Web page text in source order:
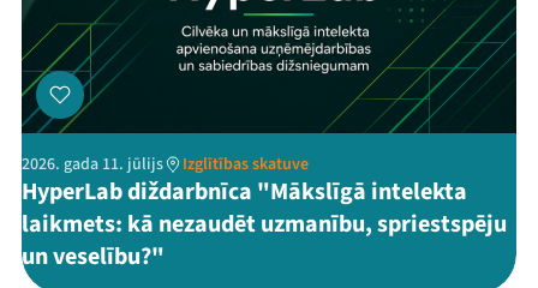
2026. gada 11. jūlijs Izglītības skatuve
HyperLab diždarbnīca "Mākslīgā intelekta
laikmets: kā nezaudēt uzmanību, spriestspēju
un veselību?"